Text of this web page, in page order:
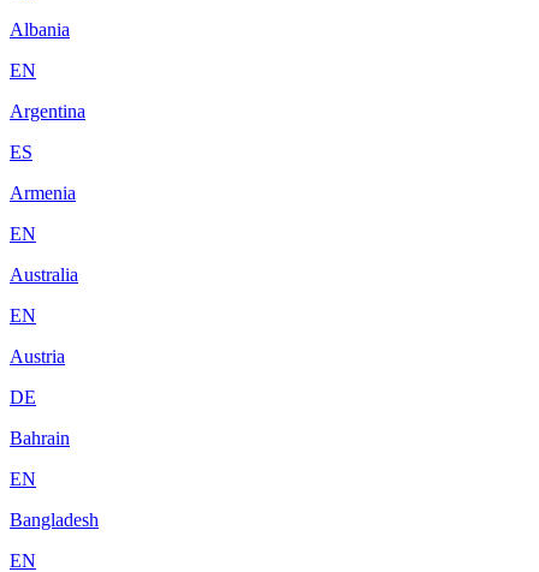
Albania
EN
Argentina
ES
Armenia
EN
Australia
EN
Austria
DE
Bahrain
EN
Bangladesh
EN